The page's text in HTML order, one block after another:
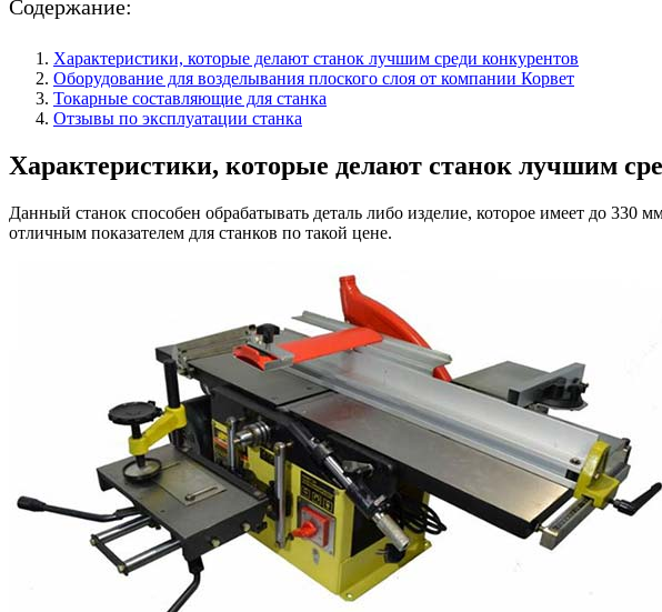
Содержание:
Характеристики, которые делают станок лучшим среди конкурентов
Оборудование для возделывания плоского слоя от компании Корвет
Токарные составляющие для станка
Отзывы по эксплуатации станка
Характеристики, которые делают станок лучшим
Данный станок способен обрабатывать деталь либо изделие, которое имеет до
отличным показателем для станков по такой цене.